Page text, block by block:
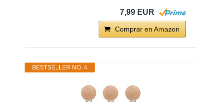
7,99 EUR
Comprar en Amazon
BESTSELLER NO. 4